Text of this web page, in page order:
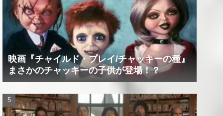
映画『チャイルド・プレイ/チャッキーの種』
まさかのチャッキーの子供が登場！？